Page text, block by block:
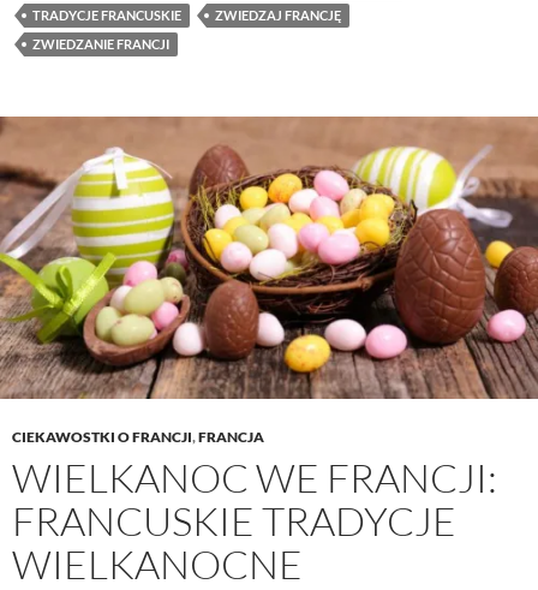
TRADYCJE FRANCUSKIE
ZWIEDZAJ FRANCJĘ
ZWIEDZANIE FRANCJI
CIEKAWOSTKI O FRANCJI,FRANCJA
WIELKANOC WE FRANCJI:
FRANCUSKIE TRADYCJE
WIELKANOCNE